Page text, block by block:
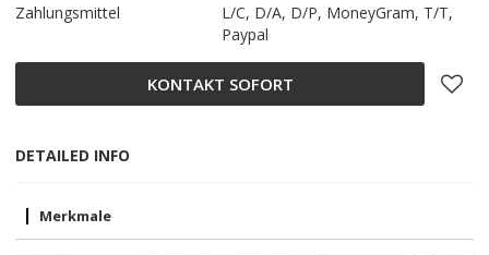
Zahlungsmittel
L/C, D/A, D/P, MoneyGram, T/T,
Paypal
KONTAKT SOFORT
DETAILED INFO
Merkmale